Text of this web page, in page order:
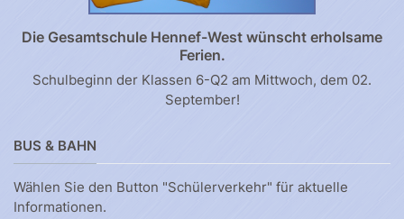
Die Gesamtschule Hennef-West wünscht erholsame
Ferien.
Schulbeginn der Klassen 6-Q2 am Mittwoch, dem 02.
September!
BUS & BAHN
Wählen Sie den Button "Schülerverkehr" für aktuelle
Informationen.